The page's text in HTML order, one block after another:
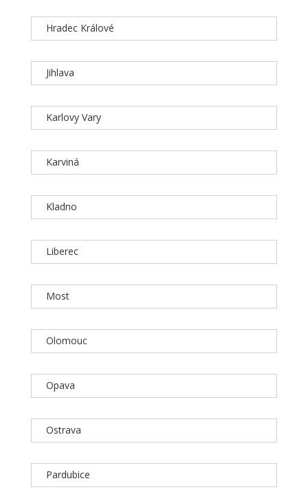
Hradec Králové
Jihlava
Karlovy Vary
Karviná
Kladno
Liberec
Most
Olomouc
Opava
Ostrava
Pardubice